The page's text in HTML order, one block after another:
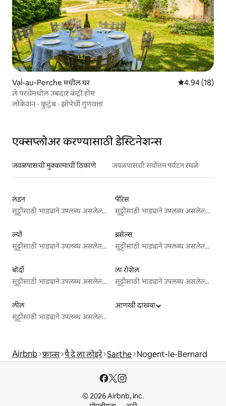
Val-au-Perche मधील घर 5 पैकी 4.94
4.94 (18)
ले परचेमधील उबदार कंट्री होम
लोकेशन ·कुटुंब·झोपेची गुणवत्ता
एक्सप्लोअर करण्यासाठी डेस्टिनेशन्स
जवळपासची मुक्कामाची ठिकाणे जवळपासची सर्वोत्तम पर्यटन स्थळे
लंडन
सुट्टीसाठी भाड्याने उपलब्ध असलेल्या जागा
पॅरिस
सुट्टीसाठी भाड्याने उपलब्ध असलेल्या जागा
ल्यों
सुट्टीसाठी भाड्याने उपलब्ध असलेल्या जागा
ब्रसेल्स
सुट्टीसाठी भाड्याने उपलब्ध असलेल्या जागा
बोर्दो
सुट्टीसाठी भाड्याने उपलब्ध असलेल्या जागा
ला रोशेल
सुट्टीसाठी भाड्याने उपलब्ध असलेल्या जागा
लील
सुट्टीसाठी भाड्याने उपलब्ध असलेल्या जागा
आणखी दाखवा
Airbnb फ्रान्स पै दे ला लोइरे Sarthe Nogent-le-Bernard
© 2026 Airbnb, Inc.